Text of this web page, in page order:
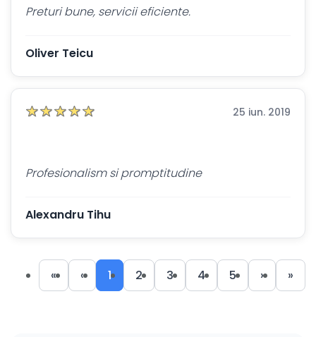
Preturi bune, servicii eficiente.
Oliver Teicu
25 iun. 2019
Profesionalism si promptitudine
Alexandru Tihu
« ‹ 1 2 3 4 5 › »